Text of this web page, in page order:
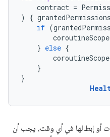
contract =
)
{ grantedPermissions
if (
coroutineScope
} else {
coroutineScope
}
}
أو إبطالها في أي وقت، يجب أن